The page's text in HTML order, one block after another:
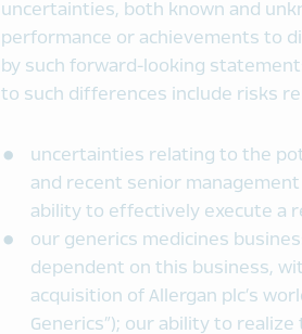
uncertainties, both known and
performance or achievements to
by such forward-looking
to such differences include risks
uncertainties relating to the
and recent senior
ability to effectively execute a
our generics medicines
dependent on this business,
acquisition of Allergan plc’s
Generics”); our ability to